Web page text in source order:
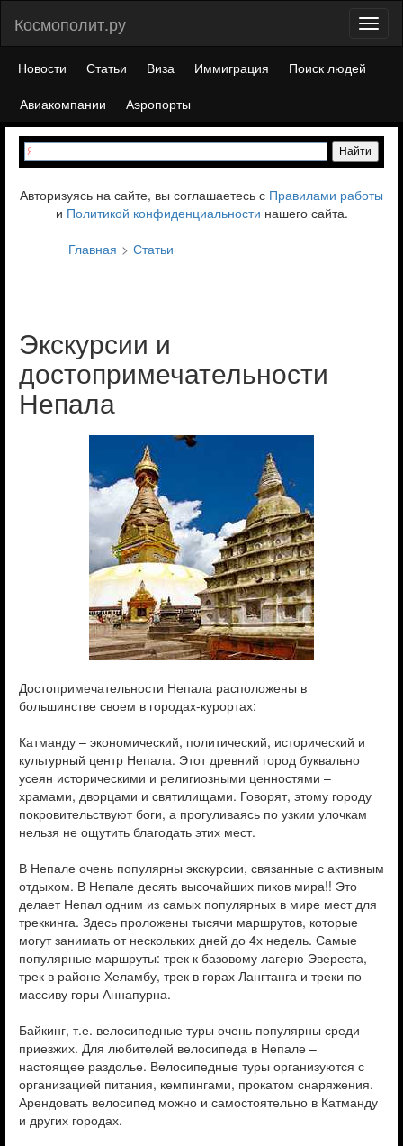
Космополит.ру
Новости Статьи Виза Иммиграция
Поиск людей
Авиакомпании
Аэропорты
Авторизуясь на сайте, вы соглашаетесь с Правилами работы
и Политикой конфиденциальности нашего сайта.
Главная
Статьи
Экскурсии и
достопримечательности
Непала
Достопримечательности Непала расположены в
большинстве своем в городах-курортах:
Катманду – экономический, политический, исторический и
культурный центр Непала. Этот древний город буквально
усеян историческими и религиозными ценностями –
храмами, дворцами и святилищами. Говорят, этому городу
покровительствуют боги, а прогуливаясь по узким улочкам
нельзя не ощутить благодать этих мест.
В Непале очень популярны экскурсии, связанные с активным
отдыхом. В Непале десять высочайших пиков мира!! Это
делает Непал одним из самых популярных в мире мест для
треккинга. Здесь проложены тысячи маршрутов, которые
могут занимать от нескольких дней до 4х недель. Самые
популярные маршруты: трек к базовому лагерю Эвереста,
трек в районе Хеламбу, трек в горах Лангтанга и треки по
массиву горы Аннапурна.
Байкинг, т.е. велосипедные туры очень популярны среди
приезжих. Для любителей велосипеда в Непале –
настоящее раздолье. Велосипедные туры организуются с
организацией питания, кемпингами, прокатом снаряжения.
Арендовать велосипед можно и самостоятельно в Катманду
и других городах.